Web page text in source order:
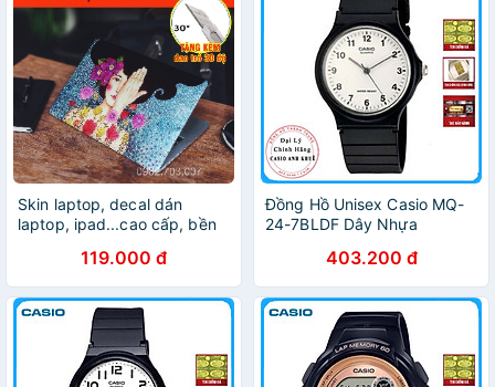
Skin laptop, decal dán
laptop, ipad...cao cấp, bền
DAO TRỔ - MẪU DÀNH CHO
NỮ
119.000 đ
Đồng Hồ Unisex Casio MQ-
24-7BLDF Dây Nhựa
403.200 đ